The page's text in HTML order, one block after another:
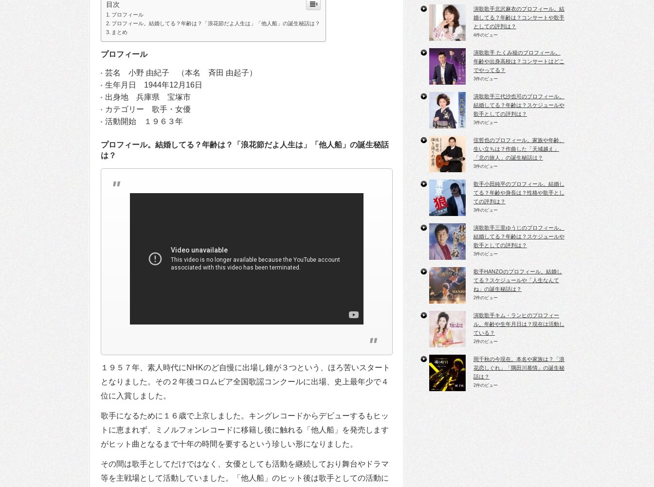
目次
プロフィール
プロフィール。結婚してる？年齢は？「浪花節だよ人生は」「他人船」の誕生秘話は？
まとめ
プロフィール
芸名 小野 由紀子 （本名 斉田 由起子）
生年月日 1944年12月16日
出身地 兵庫県 宝塚市
カテゴリー 歌手・女優
活動開始 １９６３年
プロフィール。結婚してる？年齢は？「浪花節だよ人生は」「他人船」の誕生秘話
は？
１９５７年、素人時代にNHKのど自慢に出場し鐘が３つという、ほろ苦いスタート
となりました。その２年後コロムビア全国歌謡コンクールに出場、史上最年少で４
位に入賞しました。
歌手になるために１６歳で上京しました。キングレコードからデビューするもヒッ
トに恵まれず、ミノルフォンレコードに移籍し後に触れる「他人船」を発売します
がヒット曲となるまで十年の時間を要するという珍しい形になりました。
その間は歌手としてだけではなく、女優としても活動を継続しており舞台やドラマ
等を主戦場として活動していました。「他人船」のヒット後は歌手としての活動に
演歌歌手北沢麻衣のプロフィール。結
婚してる？年齢は？コンサートや歌手
としての評判は？
4件のビュー
演歌歌手 たくみ稜のプロフィール。
年齢や出身高校は？コンサートはどこ
でやってる？
3件のビュー
演歌歌手三代沙也可のプロフィール。
結婚してる？年齢は？スケジュールや
歌手としての評判は？
3件のビュー
弦哲也のプロフィール。家族や年齢、
生い立ちは？作曲した「天城越え」
「北の旅人」の誕生秘話は？
3件のビュー
歌手小田純平のプロフィール。結婚し
てる？年齢や身長は？性格や歌手とし
ての評判は？
3件のビュー
演歌歌手三里ゆうじのプロフィール。
結婚してる？年齢は？スケジュールや
歌手としての評判は？
3件のビュー
歌手HANZOのプロフィール。結婚し
てる？スケジュールや「人生なんて
ね」の誕生秘話は？
2件のビュー
演歌歌手キム・ランヒのプロフィー
ル。年齢や生年月日は？現在は活動し
ている？
2件のビュー
岡千秋の今現在。本名や家族は？「浪
花恋しぐれ」「隅田川慕情」の誕生秘
話は？
2件のビュー